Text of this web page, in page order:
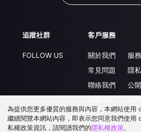
追蹤社群
FOLLOW US
客戶服務
關於我們
常見問題
聯絡我們
服
隱
公
為提供您更多優質的服務與內容，本網站使用
繼續閱覽本網站內容，即表示您同意我們使用
私權政策資訊，請閱讀我們的隱私權政策。